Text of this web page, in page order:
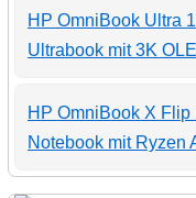
HP OmniBook Ultra
Ultrabook mit 3K
HP OmniBook X
Notebook mit Ryzen